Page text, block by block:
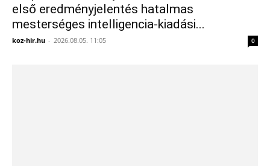
első eredményjelentés hatalmas
mesterséges intelligencia-kiadási...
koz-hir.hu - 2026.08.05. 11:05 0